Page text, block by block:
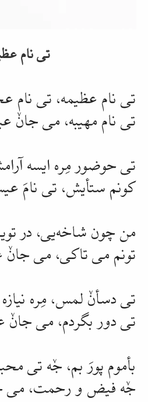
تی نام
تی نامعظیمه، تی نام
تی ناممهیبه، می جانٚ
تیحوضور مِرهایسه
کونمستأیش، تی نامَ
من چون شاخه‌یی، در
تونم میتاکی، می
تی دسأنٚ لمس،مِرهنیازه
تی دور بگردم، می جانٚ
بأمومپورَ بم، جٚه تی
جٚه فیض و رحمت، می